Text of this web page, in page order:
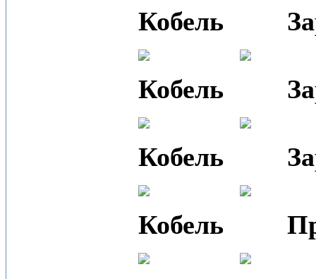
Кобель
Кобель
Кобель
Кобель